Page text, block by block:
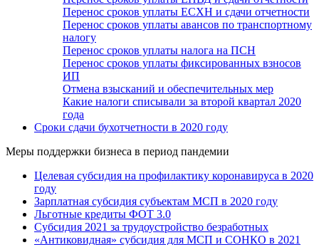
Перенос сроков уплаты ЕСХН и сдачи отчетности
Перенос сроков уплаты авансов по транспортному
налогу
Перенос сроков уплаты налога на ПСН
Перенос сроков уплаты фиксированных взносов
ИП
Отмена взысканий и обеспечительных мер
Какие налоги списывали за второй квартал 2020
года
Сроки сдачи бухотчетности в 2020 году
Меры поддержки бизнеса в период пандемии
Целевая субсидия на профилактику коронавируса в 2020
году
Зарплатная субсидия субъектам МСП в 2020 году
Льготные кредиты ФОТ 3.0
Субсидия 2021 за трудоустройство безработных
«Антиковидная» субсидия для МСП и СОНКО в 2021